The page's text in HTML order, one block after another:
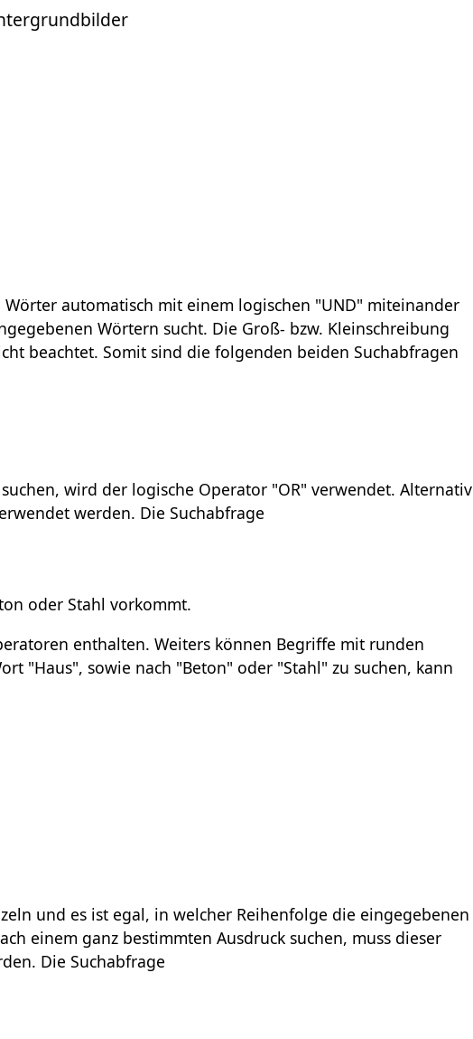
automatisch mit einem logischen "UND" miteinander
Wörtern sucht. Die Groß- bzw. Kleinschreibung
beachtet. Somit sind die folgenden beiden Suchabfragen
wird der logische Operator "OR" verwendet. Alternativ
werden. Die Suchabfrage
oder Stahl vorkommt.
enthalten. Weiters können Begriffe mit runden
"Haus", sowie nach "Beton" oder "Stahl" zu suchen, kann
und es ist egal, in welcher Reihenfolge die eingegebenen
einem ganz bestimmten Ausdruck suchen, muss dieser
Die Suchabfrage